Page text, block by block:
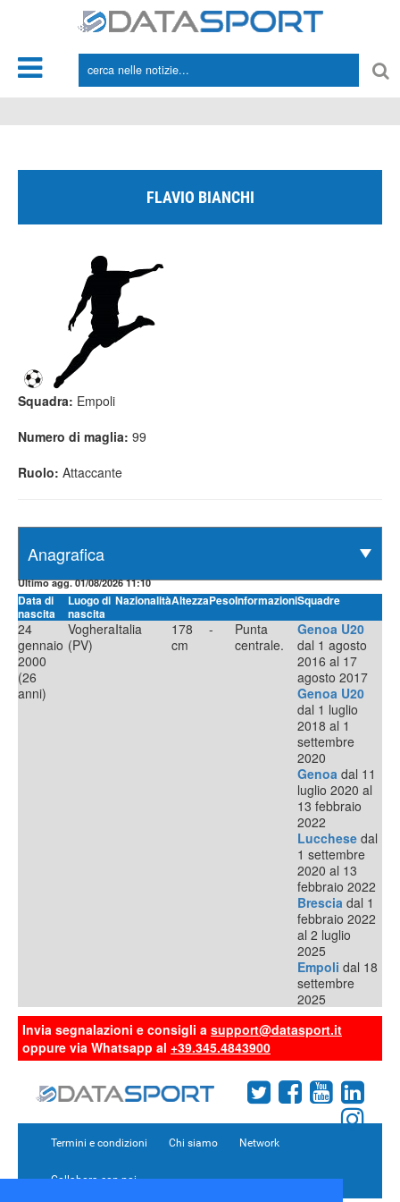
FLAVIO BIANCHI
Squadra: Empoli
Numero di maglia: 99
Ruolo: Attaccante
Ultimo agg. 01/08/2026 11:10
Data di
nascita
Luogo di
nascita
NazionalitàAltezzaPesoInformazioniSquadre
24
gennaio
2000
(26
anni)
Voghera
(PV)
Italia
178
cm
-
Punta
centrale.
Genoa U20
dal 1 agosto
2016 al 17
agosto 2017
Genoa U20
dal 1 luglio
2018 al 1
settembre
2020
Genoa dal 11
luglio 2020 al
13 febbraio
2022
Lucchese dal
1 settembre
2020 al 13
febbraio 2022
Brescia dal 1
febbraio 2022
al 2 luglio
2025
Empoli dal 18
settembre
2025
Invia segnalazioni e consigli a support@datasport.it
oppure via Whatsapp al +39.345.4843900
Termini e condizioni Chi siamo Network
Collabora con noi